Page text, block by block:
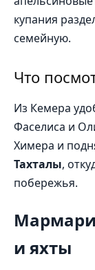
купания
семейную.
Что
Из Кемера
Фаселиса и
Химера и
Тахталы,
побережья.
и яхты